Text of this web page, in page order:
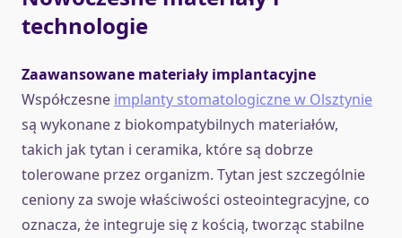
technologie
Zaawansowane materiały implantacyjne
Współczesne implanty stomatologiczne w Olsztynie
są wykonane z biokompatybilnych materiałów,
takich jak tytan i ceramika, które są dobrze
tolerowane przez organizm. Tytan jest szczególnie
ceniony za swoje właściwości osteointegracyjne, co
oznacza, że integruje się z kością, tworząc stabilne